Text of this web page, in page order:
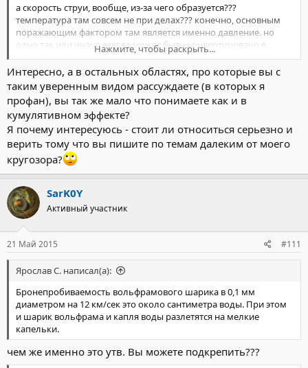
а скорость струи, вообще, из-за чего образуется???
температура там совсем не при делах??? конечно, основным
поражающим фактором там является именно давление. но
одно так или иначе всегда может быть конвертировано в
другое
ЗЫ. я Надеюсь тема кумулятивного снаряда уже исчерпала
себя. к теме уничтожения бч она не ахти-как относится
Нажмите, чтобы раскрыть...
Интересно, а в остальных областях, про которые вы с
таким уверенным видом рассуждаете (в которых я
профан), вы так же мало что понимаете как и в
кумулятивном эффекте?
Я почему интересуюсь - стоит ли относиться серьезно и
верить тому что вы пишите по темам далеким от моего
кругозора?
SarK0Y
Активный участник
21 Май 2015 #111
Ярослав С. написал(а):
Бронепробиваемость вольфрамового шарика в 0,1 мм
диаметром на 12 км/сек это около сантиметра воды. При этом
и шарик вольфрама и капля воды разлетятся на мелкие
капельки.
чем же именно это утв. Вы можете подкрепить???